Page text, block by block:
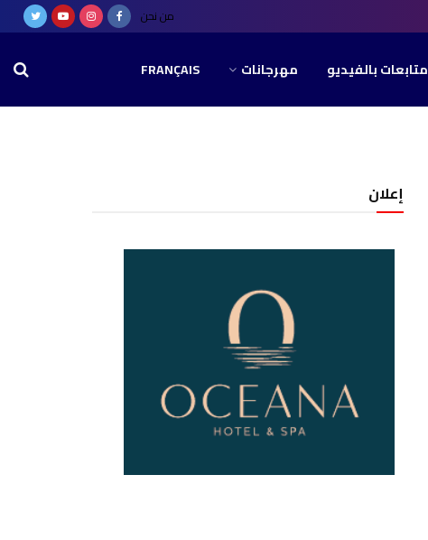
من نحن
متابعات بالفيديو مهرجانات FRANÇAIS
إعلان